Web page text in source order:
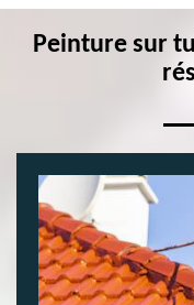
Peinture sur